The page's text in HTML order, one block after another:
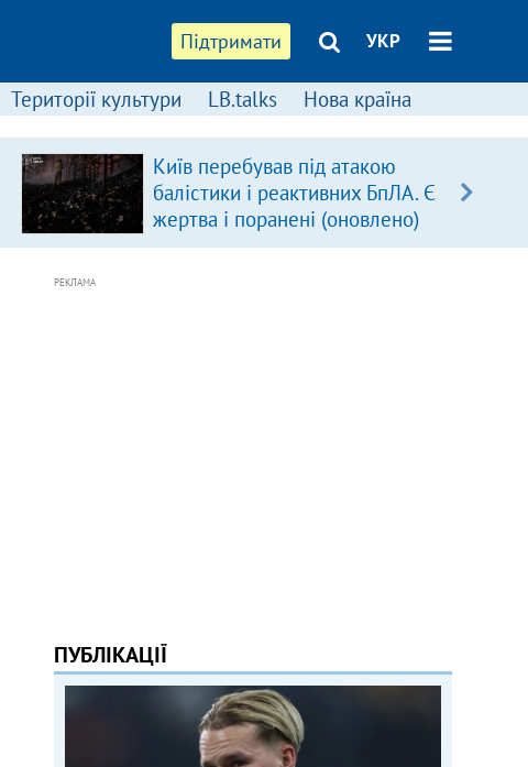
Підтримати УКР
Території культури LB.talks Нова країна
Київ перебував під атакою
балістики і реактивних БпЛА. Є
жертва і поранені (оновлено)
РЕКЛАМА
ПУБЛІКАЦІЇ